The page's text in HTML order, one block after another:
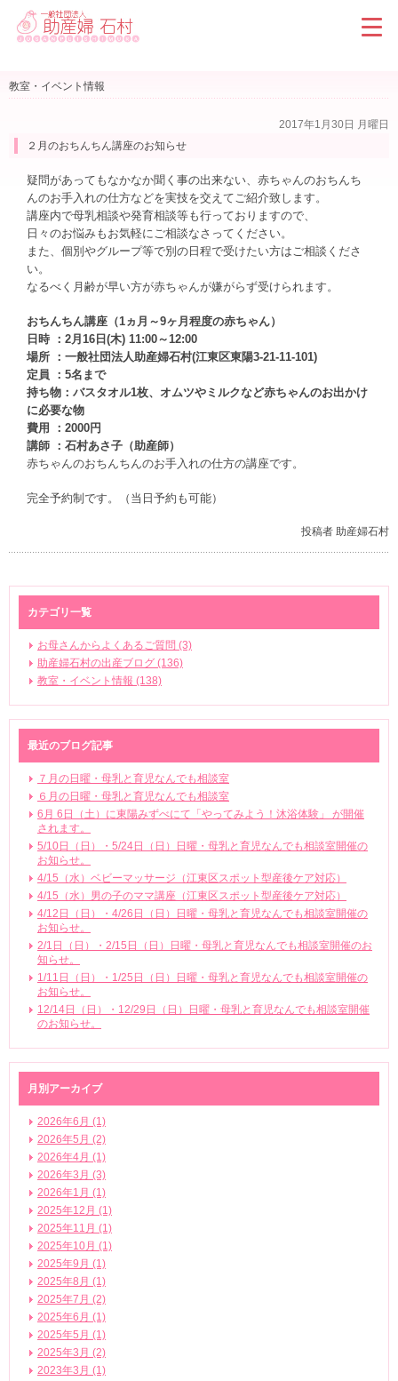
教室・イベント情報
2017年1月30日 月曜日
２月のおちんちん講座のお知らせ
疑問があってもなかなか聞く事の出来ない、赤ちゃんのおちんち
んのお手入れの仕方などを実技を交えてご紹介致します。
講座内で母乳相談や発育相談等も行っておりますので、
日々のお悩みもお気軽にご相談なさってください。
また、個別やグループ等で別の日程で受けたい方はご相談くださ
い。
なるべく月齢が早い方が赤ちゃんが嫌がらず受けられます。
おちんちん講座（1ヵ月～9ヶ月程度の赤ちゃん）
日時 ：2月16日(木) 11:00～12:00
場所 ：一般社団法人助産婦石村(江東区東陽3-21-11-101)
定員 ：5名まで
持ち物：バスタオル1枚、オムツやミルクなど赤ちゃんのお出かけ
に必要な物
費用 ：2000円
講師 ：石村あさ子（助産師）
赤ちゃんのおちんちんのお手入れの仕方の講座です。
完全予約制です。（当日予約も可能）
投稿者 助産婦石村
カテゴリ一覧
お母さんからよくあるご質問 (3)
助産婦石村の出産ブログ (136)
教室・イベント情報 (138)
最近のブログ記事
７月の日曜・母乳と育児なんでも相談室
６月の日曜・母乳と育児なんでも相談室
6月 6日（土）に東陽みずべにて「やってみよう！沐浴体験」 が開催
されます。
5/10日（日）・5/24日（日）日曜・母乳と育児なんでも相談室開催の
お知らせ。
4/15（水）ベビーマッサージ（江東区スポット型産後ケア対応）
4/15（水）男の子のママ講座（江東区スポット型産後ケア対応）
4/12日（日）・4/26日（日）日曜・母乳と育児なんでも相談室開催の
お知らせ。
2/1日（日）・2/15日（日）日曜・母乳と育児なんでも相談室開催のお
知らせ。
1/11日（日）・1/25日（日）日曜・母乳と育児なんでも相談室開催の
お知らせ。
12/14日（日）・12/29日（日）日曜・母乳と育児なんでも相談室開催
のお知らせ。
月別アーカイブ
2026年6月 (1)
2026年5月 (2)
2026年4月 (1)
2026年3月 (3)
2026年1月 (1)
2025年12月 (1)
2025年11月 (1)
2025年10月 (1)
2025年9月 (1)
2025年8月 (1)
2025年7月 (2)
2025年6月 (1)
2025年5月 (1)
2025年3月 (2)
2023年3月 (1)